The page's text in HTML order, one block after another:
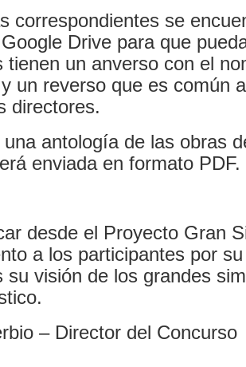
correspondientes se
Drive para que
tienen un anverso con el
un reverso que es común
directores.
antología de las obras
enviada en formato PDF.
desde el Proyecto Gran
a los participantes por
su visión de los grandes
– Director del Concurso